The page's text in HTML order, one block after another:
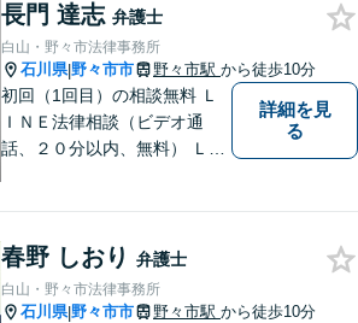
回収「スピード対応」／企業
法務「顧問契約も可能」【夜
間・休日面談可】【完全個
室】
長門 達志 弁護士
白山・野々市法律事務所
石川県|野々市市 野々市駅 から徒歩10分
初回（1回目）の相談無料 Ｌ
ＩＮＥ法律相談（ビデオ通
話、２０分以内、無料） ＬＩ
産、個人再生、任意整理）
や、 離婚、相続、交通事故、
慰謝料などの問題解決をお手
詳細を見
る
春野 しおり 弁護士
白山・野々市法律事務所
石川県|野々市市 野々市駅 から徒歩10分